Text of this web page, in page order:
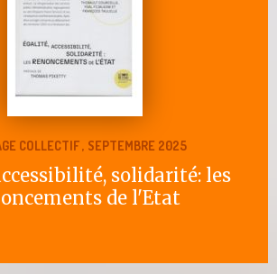
COLLECTIF , SEPTEMBRE 2025
solidarité: les
de l'Etat